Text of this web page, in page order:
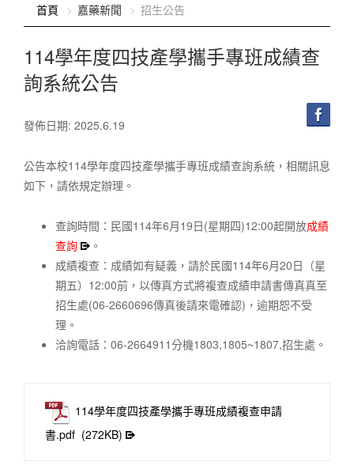
首頁 嘉藥新聞 招生公告
114學年度四技產學攜手專班成績查
詢系統公告
發佈日期: 2025.6.19
公告本校114學年度四技產學攜手專班成績查詢系統，相關訊息
如下，請依規定辦理。
查詢時間：民國114年6月19日(星期四)12:00起開放成績
查詢
。
成績複查：成績如有疑義，請於民國114年6月20日（星
期五）12:00前，以傳真方式將複查成績申請書傳真真至
招生處(06-2660696傳真後請來電確認)，逾期恕不受
理。
洽詢電話：06-2664911分機1803,1805~1807,招生處。
114學年度四技產學攜手專班成績複查申請
書.pdf (272KB)